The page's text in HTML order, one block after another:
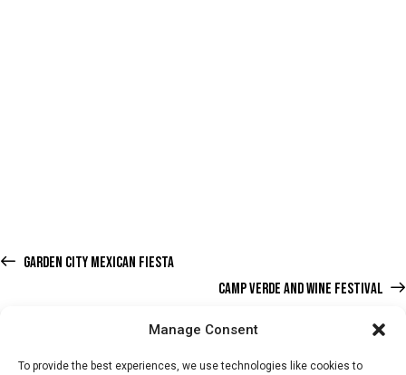
Manage Consent
To provide the best experiences, we use technologies like cookies to
GARDEN CITY MEXICAN FIESTA
CAMP VERDE AND WINE FESTIVAL